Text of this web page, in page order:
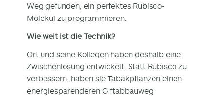
Weg gefunden, ein perfektes Rubisco-
Molekül zu programmieren.
Wie weit ist die Technik?
Ort und seine Kollegen haben deshalb eine
Zwischenlösung entwickelt. Statt Rubisco zu
verbessern, haben sie Tabakpflanzen einen
energiesparenderen Giftabbauweg